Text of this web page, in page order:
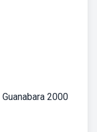
2000